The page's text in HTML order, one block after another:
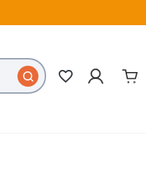
favorite_border